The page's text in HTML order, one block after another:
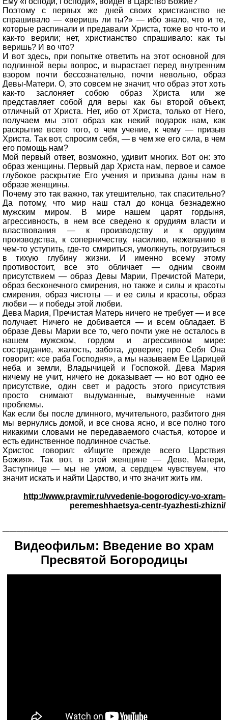
Поэтому с первых же дней своих христианство не
спрашивало — «веришь ли ты?» — ибо знало, что и те,
которые распинали и предавали Христа, тоже во что-то и
как-то верили; нет, христианство спрашивало: как ты
веришь? И во что?
И вот здесь, при попытке ответить на этот основной для
подлинной веры вопрос, и вырастает перед внутренним
взором почти бессознательно, почти невольно, образ
Девы-Матери. О, это совсем не значит, что образ этот хоть
как-то заслоняет собою образ Христа или же
представляет собой для веры как бы второй объект,
отличный от Христа. Нет, ибо от Христа, только от Него,
получаем мы этот образ как некий подарок нам, как
раскрытие всего того, о чем учение, к чему — призыв
Христа. Так вот, спросим себя, — в чем же его сила, в чем
его помощь нам?
Мой первый ответ, возможно, удивит многих. Вот он: это
образ женщины. Первый дар Христа нам, первое и самое
глубокое раскрытие Его учения и призыва даны нам в
образе женщины.
Почему это так важно, так утешительно, так спасительно?
Да потому, что мир наш стал до конца безнадежно
мужским миром. В мире нашем царят гордыня,
агрессивность, в нем все сведено к орудиям власти и
властвования — к производству и к орудиям
производства, к соперничеству, насилию, нежеланию в
чем-то уступить, где-то смириться, умолкнуть, погрузиться
в тихую глубину жизни. И именно всему этому
противостоит, все это обличает — одним своим
присутствием — образ Девы Марии, Пречистой Матери,
образ бесконечного смирения, но также и силы и красоты
смирения, образ чистоты — и ее силы и красоты, образ
любви — и победы этой любви.
Дева Мария, Пречистая Матерь ничего не требует — и все
получает. Ничего не добивается — и всем обладает. В
образе Девы Марии все то, чего почти уже не осталось в
нашем мужском, гордом и агрессивном мире:
сострадание, жалость, забота, доверие; про Себя Она
говорит: «се раба Господня», а мы называем Ее Царицей
неба и земли, Владычицей и Госпожой. Дева Мария
ничему не учит, ничего не доказывает — но вот одно ее
присутствие, один свет и радость этого присутствия
просто снимают выдуманные, вымученные нами
проблемы.
Как если бы после длинного, мучительного, разбитого дня
мы вернулись домой, и все снова ясно, и все полно того
никакими словами не передаваемого счастья, которое и
есть единственное подлинное счастье.
Христос говорил: «Ищите прежде всего Царствия
Божия». Так вот, в этой женщине — Деве, Матери,
Заступнице — мы не умом, а сердцем чувствуем, что
значит искать и найти Царство, и что значит жить им.
http://www.pravmir.ru/vvedenie-bogorodicy-vo-xram-
peremeshhaetsya-centr-tyazhesti-zhizni/
Видеофильм: Введение во храм
Пресвятой Богородицы